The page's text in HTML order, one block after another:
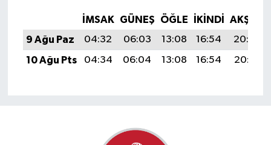
İMSAK GÜNEŞ ÖĞLE İKINDI
AKŞAM
9 Ağu Paz
04:32 06:03 13:08 16:54
20:04
10 Ağu Pts
04:34 06:04 13:08 16:54 20:03